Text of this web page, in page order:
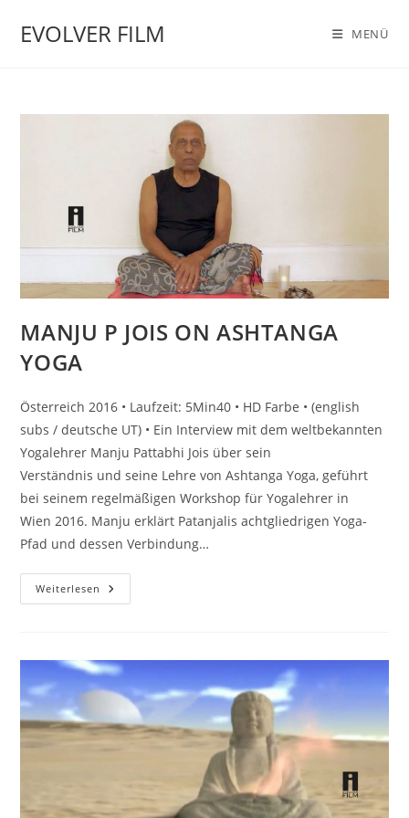
InhaltEVOLVER FILM MENÜ
MANJU P JOIS ON ASHTANGA
YOGA
Österreich 2016 • Laufzeit: 5Min40 • HD Farbe • (english
subs / deutsche UT) • Ein Interview mit dem weltbekannten
Yogalehrer Manju Pattabhi Jois über sein
Verständnis und seine Lehre von Ashtanga Yoga, geführt
bei seinem regelmäßigen Workshop für Yogalehrer in
Wien 2016. Manju erklärt Patanjalis achtgliedrigen Yoga-
Pfad und dessen Verbindung…
Weiterlesen MANJU
P